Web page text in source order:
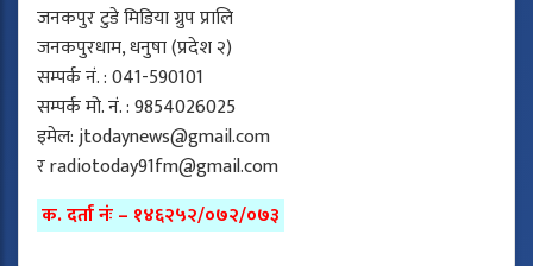
जनकपुर टुडे मिडिया ग्रुप प्रालि
जनकपुरधाम, धनुषा (प्रदेश २)
सम्पर्क नं. : 041-590101
सम्पर्क मो. नं. : 9854026025
इमेल:jtodaynews@gmail.com
रradiotoday91fm@gmail.com
क. दर्ता नंः – १४६२५२/०७२/०७३